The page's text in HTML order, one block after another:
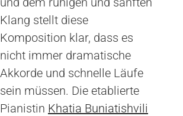
Klang stellt diese
Komposition klar, dass es
nicht immer dramatische
Akkorde und schnelle Läufe
sein müssen. Die etablierte
Pianistin Khatia Buniatishvili